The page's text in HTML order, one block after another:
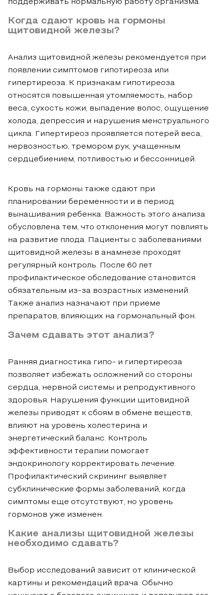
поддерживать нормальную работу организма.
Когда сдают кровь на гормоны
щитовидной железы?
Анализ щитовидной железы рекомендуется при
появлении симптомов гипотиреоза или
гипертиреоза. К признакам гипотиреоза
относятся повышенная утомляемость, набор
веса, сухость кожи, выпадение волос, ощущение
холода, депрессия и нарушения менструального
цикла. Гипертиреоз проявляется потерей веса,
нервозностью, тремором рук, учащенным
сердцебиением, потливостью и бессонницей.
Кровь на гормоны также сдают при
планировании беременности и в период
вынашивания ребенка. Важность этого анализа
обусловлена тем, что отклонения могут повлиять
на развитие плода. Пациенты с заболеваниями
щитовидной железы в анамнезе проходят
регулярный контроль. После 60 лет
профилактическое обследование становится
обязательным из-за возрастных изменений.
Также анализ назначают при приеме
препаратов, влияющих на гормональный фон.
Зачем сдавать этот анализ?
Ранняя диагностика гипо- и гипертиреоза
позволяет избежать осложнений со стороны
сердца, нервной системы и репродуктивного
здоровья. Нарушения функции щитовидной
железы приводят к сбоям в обмене веществ,
влияют на уровень холестерина и
энергетический баланс. Контроль
эффективности терапии помогает
эндокринологу корректировать лечение.
Профилактический скрининг выявляет
субклинические формы заболеваний, когда
симптомы еще отсутствуют, но уровень
гормонов уже изменен.
Какие анализы щитовидной железы
необходимо сдавать?
Выбор исследований зависит от клинической
картины и рекомендаций врача. Обычно